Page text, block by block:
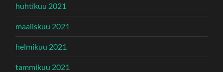
huhtikuu 2021
maaliskuu 2021
helmikuu 2021
tammikuu 2021